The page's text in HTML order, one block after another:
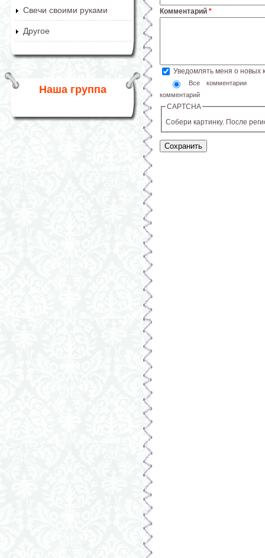
Свечи своими руками
Другое
Наша группа
Комментарий *
Уведомлять меня о новых
Все комментарии
комментарий
CAPTCHA
Собери картинку. После